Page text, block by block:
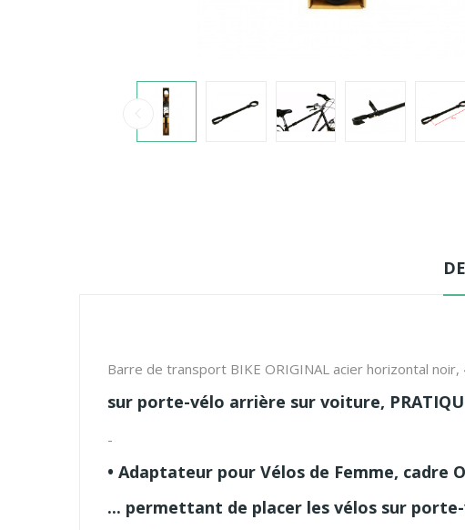
Barre de transport BIKE ORIGINAL acier horizontal
sur porte-vélo arrière sur voiture,
-
• Adaptateur pour Vélos de Femme, cadre
... permettant de placer les vélos sur